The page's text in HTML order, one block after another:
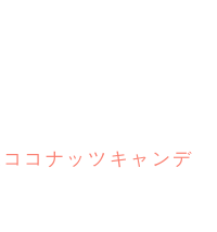
ココナッツキャンデ